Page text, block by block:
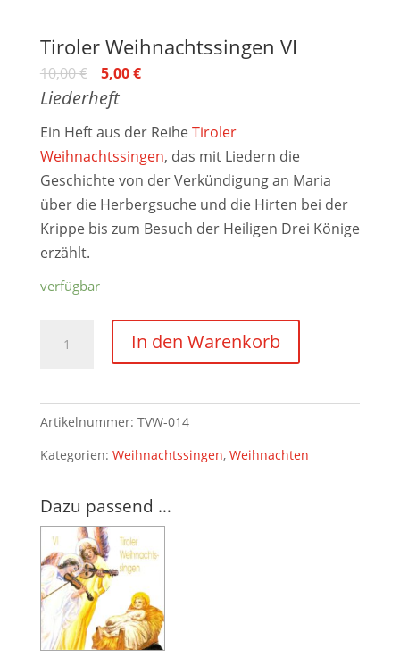
Tiroler Weihnachtssingen VI
10,00€ 5,00€
Liederheft
Ein Heft aus der ReiheTiroler
Weihnachtssingen, das mit Liedern die
Geschichte von der Verkündigung an Maria
über die Herbergsuche und die Hirten bei der
Krippe bis zum Besuch der Heiligen Drei Könige
erzählt.
verfügbar
Weihnachtssingen
Menge
In den Warenkorb
Artikelnummer: TVW-014
Kategorien: Weihnachtssingen, Weihnachten
Dazu passend …